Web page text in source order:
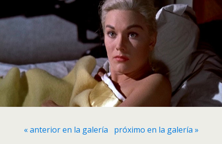
« anterior en la galería próximo en la galería »